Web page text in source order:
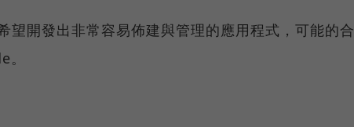
開發出非常容易佈建與管理的應用程式，可能的合